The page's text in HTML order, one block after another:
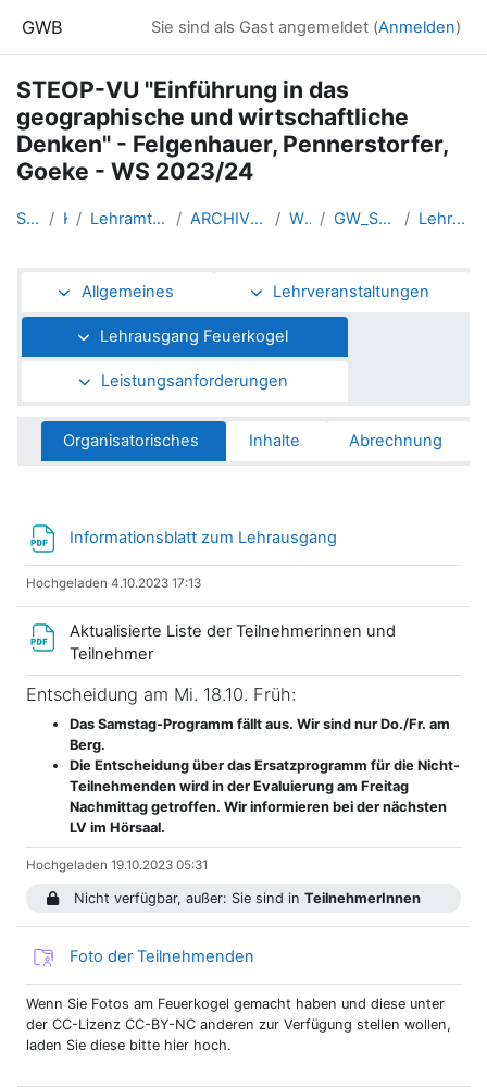
GWB Sie sind als Gast angemeldet (Anmelden)
STEOP-VU "Einführung in das
geographische und wirtschaftliche
Denken" - Felgenhauer, Pennerstorfer,
Goeke - WS 2023/24
Startseite Kurse Lehramtsausbildung GW im Clust... ARCHIV - Lehrveranstaltungen a... WS_2023/24 GW_STEOPgw_Linz_2023ws Lehrausgang Feuerkogel
Abschnittsübersicht
Allgemeines Lehrveranstaltungen
Lehrausgang Feuerkogel
Leistungsanforderungen
Organisatorisches Inhalte Abrechnung
Informationsblatt zum Lehrausgang
Hochgeladen 4.10.2023 17:13
Aktualisierte Liste der Teilnehmerinnen und
Teilnehmer
Entscheidung am Mi. 18.10. Früh:
Das Samstag-Programm fällt aus. Wir sind nur Do./Fr. am
Berg.
Die Entscheidung über das Ersatzprogramm für die Nicht-
Teilnehmenden wird in der Evaluierung am Freitag
Nachmittag getroffen. Wir informieren bei der nächsten
LV im Hörsaal.
Nicht verfügbar, außer: Sie sind inTeilnehmerInnen
Hochgeladen 19.10.2023 05:31
Foto der Teilnehmenden
Wenn Sie Fotos am Feuerkogel gemacht haben und diese unter
der CC-Lizenz CC-BY-NC anderen zur Verfügung stellen wollen,
laden Sie diese bitte hier hoch.